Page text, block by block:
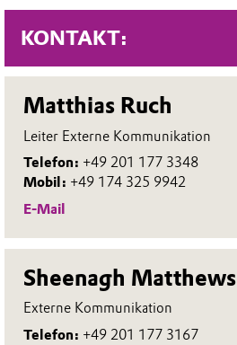
KONTAKT:
Matthias Ruch
Leiter Externe Kommunikation
Telefon: +49 201 177 3348
Mobil: +49 174 325 9942
E-Mail
Sheenagh Matthews
Externe Kommunikation
Telefon: +49 201 177 3167